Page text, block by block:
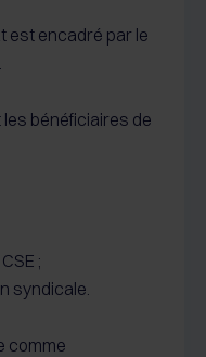
est encadré par le
bénéficiaires de
;
syndicale.
comme